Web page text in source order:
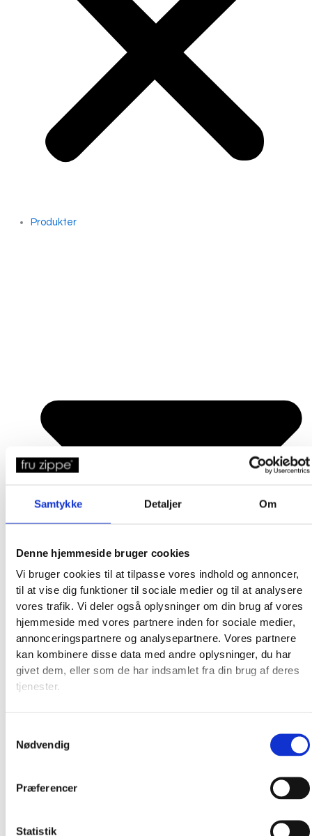
Samtykke Detaljer Om
Denne hjemmeside bruger cookies
Vi bruger cookies til at tilpasse vores indhold og annoncer,
til at vise dig funktioner til sociale medier og til at analysere
vores trafik. Vi deler også oplysninger om din brug af vores
hjemmeside med vores partnere inden for sociale medier,
annonceringspartnere og analysepartnere. Vores partnere
kan kombinere disse data med andre oplysninger, du har
givet dem, eller som de har indsamlet fra din brug af deres
tjenester.
Nødvendig
Præferencer
Statistik
Produkter
Strikkeopskrifter og bøger
Forhandlere